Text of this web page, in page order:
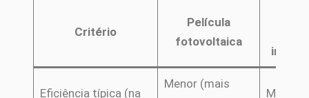
Critério
Película
fotovoltaica
Eficiência típica (na
Menor (mais
Maior